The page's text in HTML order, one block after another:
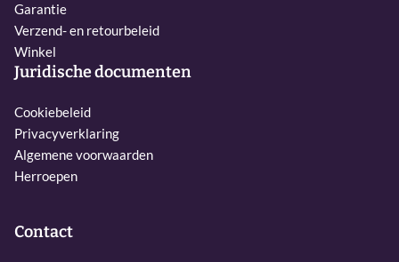
Garantie
Verzend- en retourbeleid
Winkel
Juridische documenten
Cookiebeleid
Privacyverklaring
Algemene voorwaarden
Herroepen
Contact